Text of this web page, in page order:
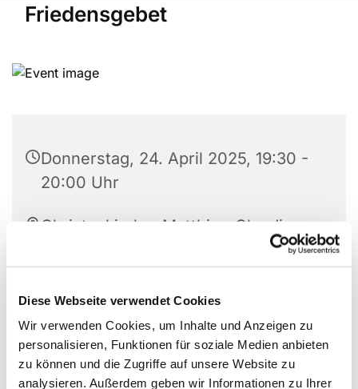
Diese Webseite verwendet Cookies
Wir verwenden Cookies, um Inhalte und Anzeigen zu
personalisieren, Funktionen für soziale Medien anbieten
zu können und die Zugriffe auf unsere Website zu
analysieren. Außerdem geben wir Informationen zu Ihrer
Friedensgebet
Donnerstag, 24. April 2025, 19:30 -
20:00 Uhr
Christuskirche, Matthias-Claudius-